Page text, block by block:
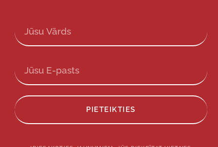
PIETEIKTIES